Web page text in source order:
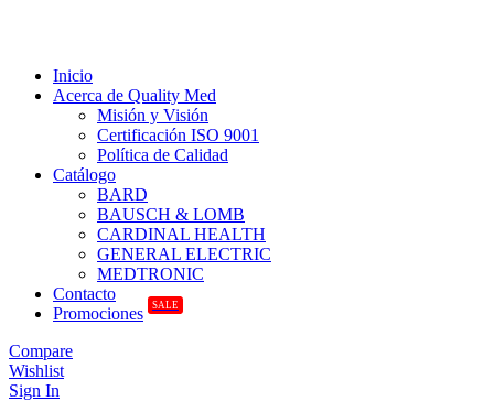
Inicio
Acerca de Quality Med
Misión y Visión
Certificación ISO 9001
Política de Calidad
Catálogo
BARD
BAUSCH & LOMB
CARDINAL HEALTH
GENERAL ELECTRIC
MEDTRONIC
Contacto
Promociones
SALE
Compare
Wishlist
Sign In